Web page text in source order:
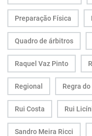
Preparação Física
Quadro de árbitros
Raquel Vaz Pinto
Regional Regra
Rui Costa Rui
Sandro Meira Ricci